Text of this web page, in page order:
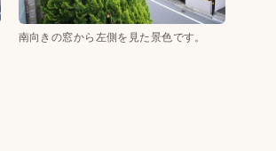
南向きの窓から左側を見た景色です。